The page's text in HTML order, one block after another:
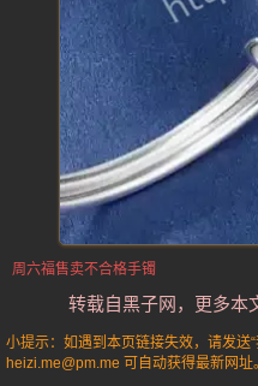
周六福售卖不合格手镯
转载自黑子网，更多本
小提示：如遇到本页链接失效，请发送
heizi.me@pm.me 可自动获得最新网址